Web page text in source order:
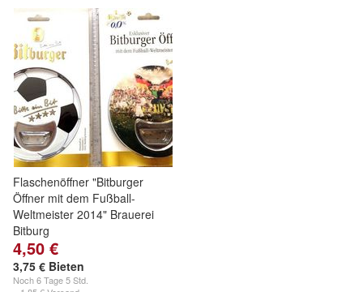
Flaschenöffner "Bitburger
Öffner mit dem Fußball-
Weltmeister 2014" Brauerei
Bitburg
4,50 €
3,75 € Bieten
Noch6 Tage 5 Std.